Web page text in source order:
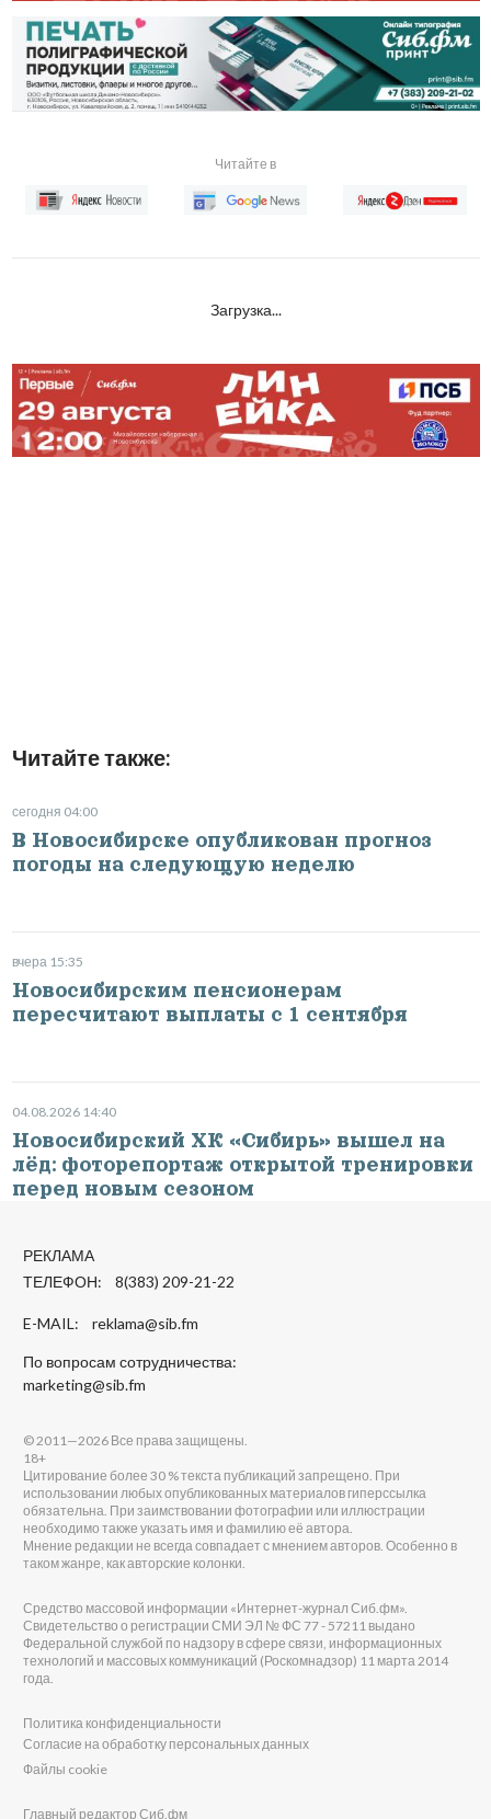
Читайте в
Загрузка...
Читайте также:
сегодня 04:00
В Новосибирске опубликован прогноз
погоды на следующую неделю
вчера 15:35
Новосибирским пенсионерам
пересчитают выплаты с 1 сентября
04.08.2026 14:40
Новосибирский ХК «Сибирь» вышел на
лёд: фоторепортаж открытой тренировки
перед новым сезоном
РЕКЛАМА
ТЕЛЕФОН: 8(383) 209-21-22
E-MAIL: reklama@sib.fm
По вопросам сотрудничества:
marketing@sib.fm
© 2011—2026 Все права защищены.
18+
Цитирование более 30 % текста публикаций запрещено. При
использовании любых опубликованных материалов гиперссылка
обязательна. При заимствовании фотографии или иллюстрации
необходимо также указать имя и фамилию её автора.
Мнение редакции не всегда совпадает с мнением авторов. Особенно в
таком жанре, как авторские колонки.
Средство массовой информации «Интернет-журнал Сиб.фм».
Свидетельство о регистрации СМИ ЭЛ № ФС 77 - 57211 выдано
Федеральной службой по надзору в сфере связи, информационных
технологий и массовых коммуникаций (Роскомнадзор) 11 марта 2014
года.
Политика конфиденциальности
Согласие на обработку персональных данных
Файлы cookie
Главный редактор Сиб.фм